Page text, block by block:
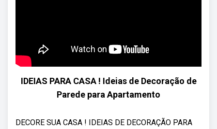
IDEIAS PARA CASA ! Ideias de Decoração de
Parede para Apartamento
DECORE SUA CASA ! IDEIAS DE DECORAÇÃO PARA